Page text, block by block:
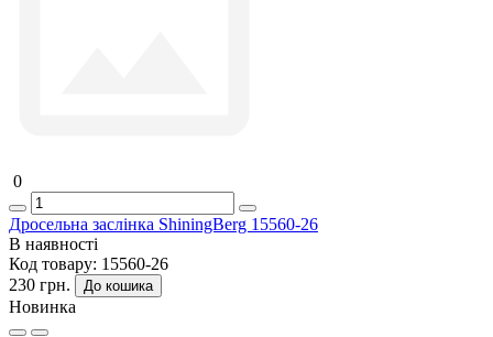
0
Дросельна заслінка ShiningBerg 15560-26
В наявності
Код товару: 15560-26
230 грн.
До кошика
Новинка